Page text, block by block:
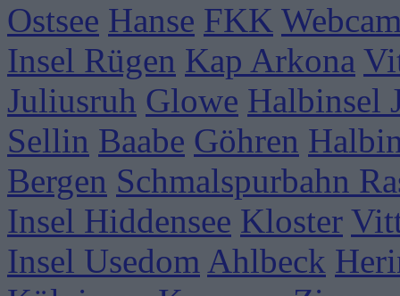
Ostsee Hanse FKK
Insel Rügen Kap Arkona
Juliusruh Glowe Halbinsel
Sellin Baabe Göhren
Bergen Schmalspurbahn
Insel Hiddensee Kloster
Insel Usedom Ahlbeck